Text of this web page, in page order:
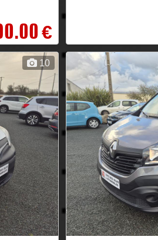
€
10